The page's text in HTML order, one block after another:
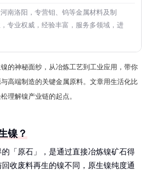
南洛阳，专营钼、钨等金属材料及制
专业权威，经验丰富，服务多领域，进
的神秘面纱，从冶炼工艺到工业应用，带你
高端制造的关键金属原料。文章用生活化比
理解镍产业链的起点。
镍？
「原石」，是通过直接冶炼镍矿石得
收废料再生的镍不同，原生镍纯度通